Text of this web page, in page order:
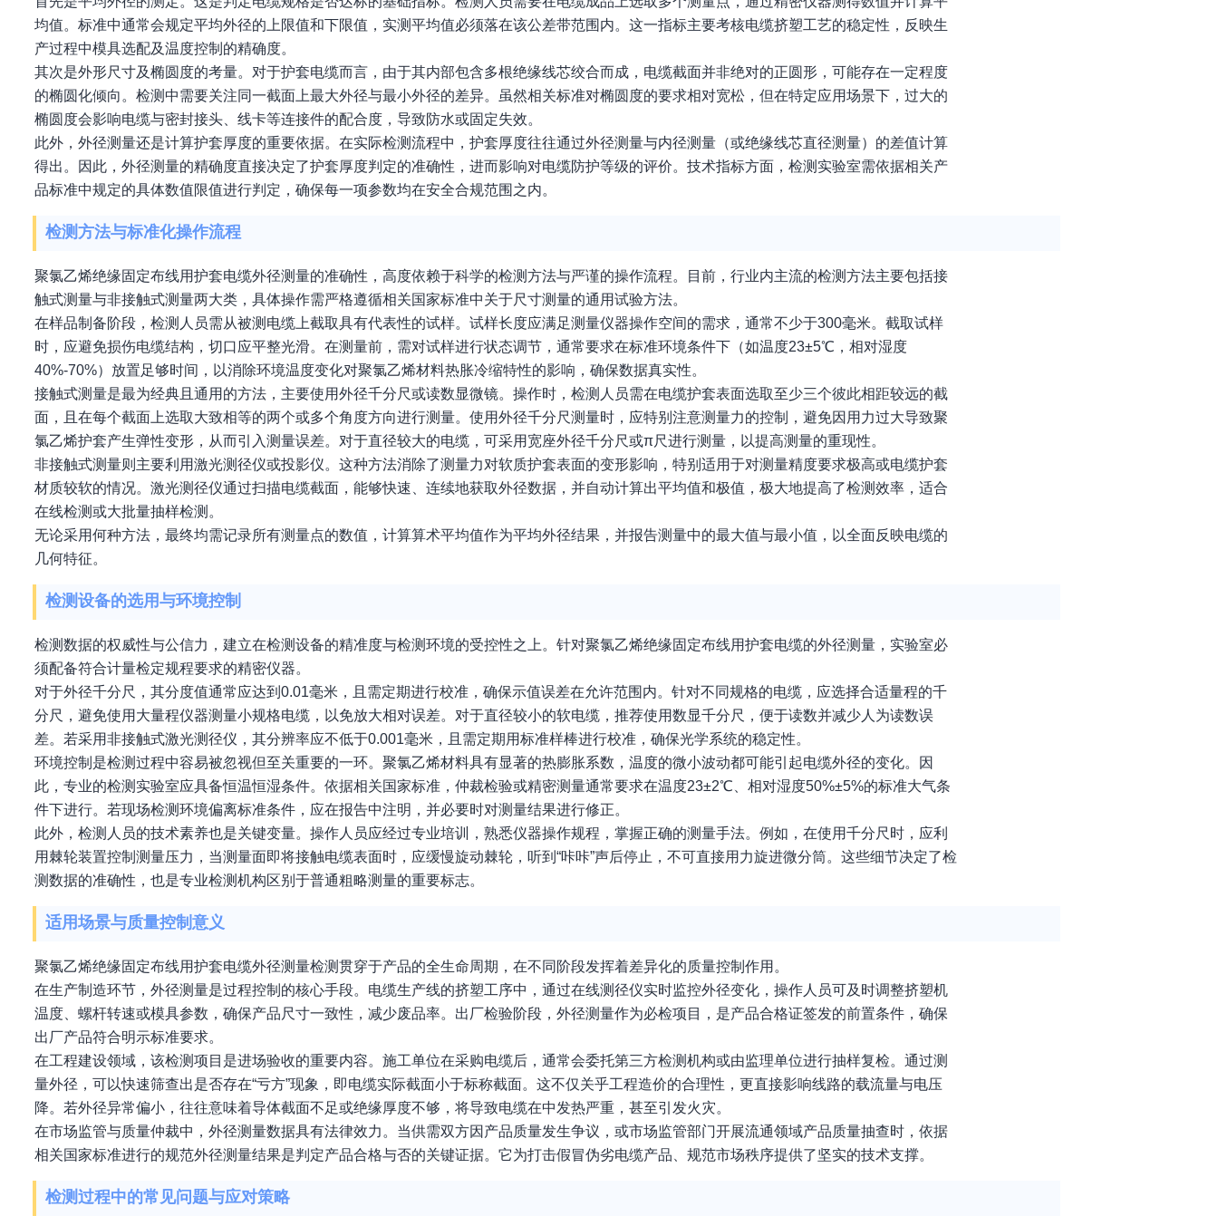
均值。标准中通常会规定平均外径的上限值和下限值，实测平均值必须落在该公差带范围内。这一指标主要考核电缆挤塑工艺的稳定性，反映生
产过程中模具选配及温度控制的精确度。
其次是外形尺寸及椭圆度的考量。对于护套电缆而言，由于其内部包含多根绝缘线芯绞合而成，电缆截面并非绝对的正圆形，可能存在一定程度
的椭圆化倾向。检测中需要关注同一截面上最大外径与最小外径的差异。虽然相关标准对椭圆度的要求相对宽松，但在特定应用场景下，过大的
椭圆度会影响电缆与密封接头、线卡等连接件的配合度，导致防水或固定失效。
此外，外径测量还是计算护套厚度的重要依据。在实际检测流程中，护套厚度往往通过外径测量与内径测量（或绝缘线芯直径测量）的差值计算
得出。因此，外径测量的精确度直接决定了护套厚度判定的准确性，进而影响对电缆防护等级的评价。技术指标方面，检测实验室需依据相关产
品标准中规定的具体数值限值进行判定，确保每一项参数均在安全合规范围之内。
检测方法与标准化操作流程
聚氯乙烯绝缘固定布线用护套电缆外径测量的准确性，高度依赖于科学的检测方法与严谨的操作流程。目前，行业内主流的检测方法主要包括接
触式测量与非接触式测量两大类，具体操作需严格遵循相关国家标准中关于尺寸测量的通用试验方法。
在样品制备阶段，检测人员需从被测电缆上截取具有代表性的试样。试样长度应满足测量仪器操作空间的需求，通常不少于300毫米。截取试样
时，应避免损伤电缆结构，切口应平整光滑。在测量前，需对试样进行状态调节，通常要求在标准环境条件下（如温度23±5℃，相对湿度
40%-70%）放置足够时间，以消除环境温度变化对聚氯乙烯材料热胀冷缩特性的影响，确保数据真实性。
接触式测量是最为经典且通用的方法，主要使用外径千分尺或读数显微镜。操作时，检测人员需在电缆护套表面选取至少三个彼此相距较远的截
面，且在每个截面上选取大致相等的两个或多个角度方向进行测量。使用外径千分尺测量时，应特别注意测量力的控制，避免因用力过大导致聚
氯乙烯护套产生弹性变形，从而引入测量误差。对于直径较大的电缆，可采用宽座外径千分尺或π尺进行测量，以提高测量的重现性。
非接触式测量则主要利用激光测径仪或投影仪。这种方法消除了测量力对软质护套表面的变形影响，特别适用于对测量精度要求极高或电缆护套
材质较软的情况。激光测径仪通过扫描电缆截面，能够快速、连续地获取外径数据，并自动计算出平均值和极值，极大地提高了检测效率，适合
在线检测或大批量抽样检测。
无论采用何种方法，最终均需记录所有测量点的数值，计算算术平均值作为平均外径结果，并报告测量中的最大值与最小值，以全面反映电缆的
几何特征。
检测设备的选用与环境控制
检测数据的权威性与公信力，建立在检测设备的精准度与检测环境的受控性之上。针对聚氯乙烯绝缘固定布线用护套电缆的外径测量，实验室必
须配备符合计量检定规程要求的精密仪器。
对于外径千分尺，其分度值通常应达到0.01毫米，且需定期进行校准，确保示值误差在允许范围内。针对不同规格的电缆，应选择合适量程的千
分尺，避免使用大量程仪器测量小规格电缆，以免放大相对误差。对于直径较小的软电缆，推荐使用数显千分尺，便于读数并减少人为读数误
差。若采用非接触式激光测径仪，其分辨率应不低于0.001毫米，且需定期用标准样棒进行校准，确保光学系统的稳定性。
环境控制是检测过程中容易被忽视但至关重要的一环。聚氯乙烯材料具有显著的热膨胀系数，温度的微小波动都可能引起电缆外径的变化。因
此，专业的检测实验室应具备恒温恒湿条件。依据相关国家标准，仲裁检验或精密测量通常要求在温度23±2℃、相对湿度50%±5%的标准大气条
件下进行。若现场检测环境偏离标准条件，应在报告中注明，并必要时对测量结果进行修正。
此外，检测人员的技术素养也是关键变量。操作人员应经过专业培训，熟悉仪器操作规程，掌握正确的测量手法。例如，在使用千分尺时，应利
用棘轮装置控制测量压力，当测量面即将接触电缆表面时，应缓慢旋动棘轮，听到“咔咔”声后停止，不可直接用力旋进微分筒。这些细节决定了检
测数据的准确性，也是专业检测机构区别于普通粗略测量的重要标志。
适用场景与质量控制意义
聚氯乙烯绝缘固定布线用护套电缆外径测量检测贯穿于产品的全生命周期，在不同阶段发挥着差异化的质量控制作用。
在生产制造环节，外径测量是过程控制的核心手段。电缆生产线的挤塑工序中，通过在线测径仪实时监控外径变化，操作人员可及时调整挤塑机
温度、螺杆转速或模具参数，确保产品尺寸一致性，减少废品率。出厂检验阶段，外径测量作为必检项目，是产品合格证签发的前置条件，确保
出厂产品符合明示标准要求。
在工程建设领域，该检测项目是进场验收的重要内容。施工单位在采购电缆后，通常会委托第三方检测机构或由监理单位进行抽样复检。通过测
量外径，可以快速筛查出是否存在“亏方”现象，即电缆实际截面小于标称截面。这不仅关乎工程造价的合理性，更直接影响线路的载流量与电压
降。若外径异常偏小，往往意味着导体截面不足或绝缘厚度不够，将导致电缆在中发热严重，甚至引发火灾。
在市场监管与质量仲裁中，外径测量数据具有法律效力。当供需双方因产品质量发生争议，或市场监管部门开展流通领域产品质量抽查时，依据
相关国家标准进行的规范外径测量结果是判定产品合格与否的关键证据。它为打击假冒伪劣电缆产品、规范市场秩序提供了坚实的技术支撑。
检测过程中的常见问题与应对策略